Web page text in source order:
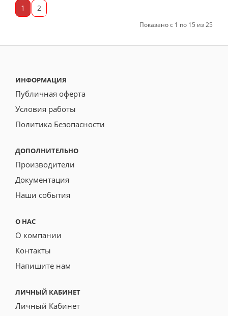
1 2
Показано с 1 по 15 из 25
ИНФОРМАЦИЯ
Публичная оферта
Условия работы
Политика Безопасности
ДОПОЛНИТЕЛЬНО
Производители
Документация
Наши события
О НАС
О компании
Контакты
Напишите нам
ЛИЧНЫЙ КАБИНЕТ
Личный Кабинет